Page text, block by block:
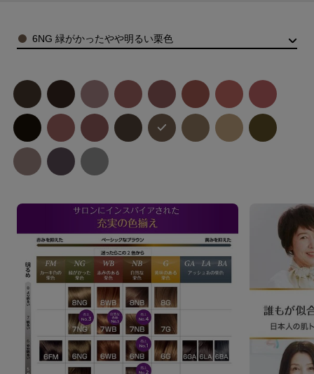
Color
6NG 緑がかったやや明るい栗色